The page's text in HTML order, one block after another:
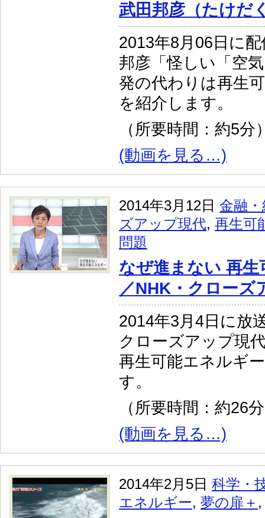
武田邦彦（たけだ
2013年8月06日に
邦彦「怪しい「空
発の代わりは再生
を紹介します。
（所要時間：約5分
(動画を見る…)
2014年3月12日 金融
ズアップ現代, 再生可
問題
なぜ進まない 再
／NHK・クローズ
2014年3月4日に放
クローズアップ現
再生可能エネルギ
す。
（所要時間：約26
(動画を見る…)
2014年2月5日 科学・
エネルギー, 夢の扉＋